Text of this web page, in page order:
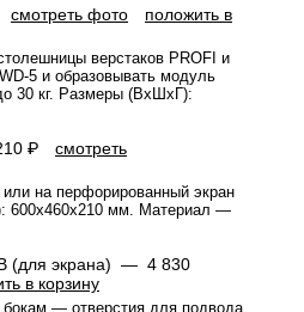
смотреть фото
положить в
верстаков PROFI и
5 и образовывать модуль
30 кг. Размеры (ВхШхГ):
₽
смотреть
на перфорированный экран
600x460x210 мм. Материал —
(для экрана) — 4 830
в корзину
— отверстия для подвода